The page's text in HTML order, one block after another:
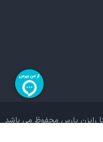
رایزن پارس محفوظ می باشد